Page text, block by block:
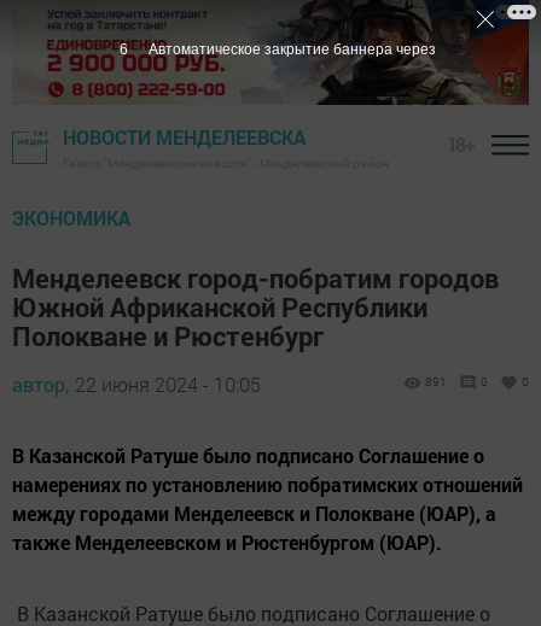
НОВОСТИ МЕНДЕЛЕЕВСКА
ЭКОНОМИКА
Менделеевск город-побратим городов
Южной Африканской Республики
Полокване и Рюстенбург
автор, 22 июня 2024 - 10:05 891 0 0
В Казанской Ратуше было подписано Соглашение о
намерениях по установлению побратимских отношений
между городами Менделеевск и Полокване (ЮАР), а
также Менделеевском и Рюстенбургом (ЮАР).
В Казанской Ратуше было подписано Соглашение о
5 Автоматическое закрытие баннера через